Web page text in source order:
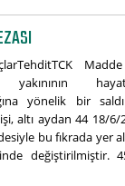
yakınının
yönelik bir
altı aydan 44 18/6/
bu fıkrada yer
değiştirilmiştir.